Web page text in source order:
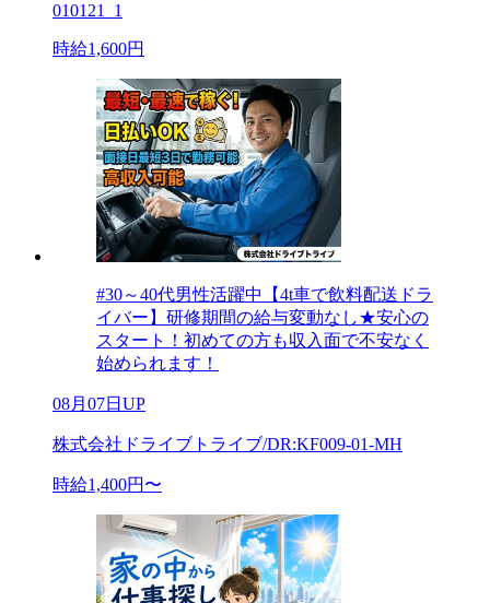
010121_1
時給1,600円
#30～40代男性活躍中【4t車で飲料配送ドラ
イバー】研修期間の給与変動なし★安心の
スタート！初めての方も収入面で不安なく
始められます！
08月07日UP
株式会社ドライブトライブ/DR:KF009-01-MH
時給1,400円〜